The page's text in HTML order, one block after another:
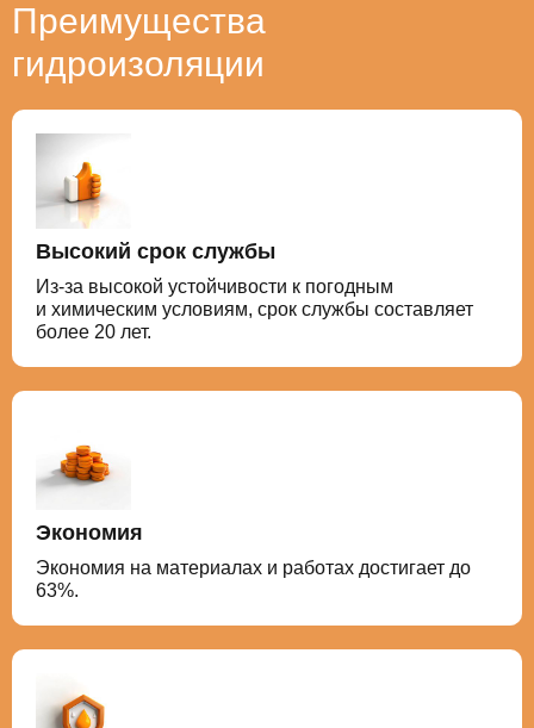
Преимущества
гидроизоляции
Высокий срок службы
Из-за высокой устойчивости к погодным
и химическим условиям, срок службы составляет
более 20 лет.
Экономия
Экономия на материалах и работах достигает до
63%.